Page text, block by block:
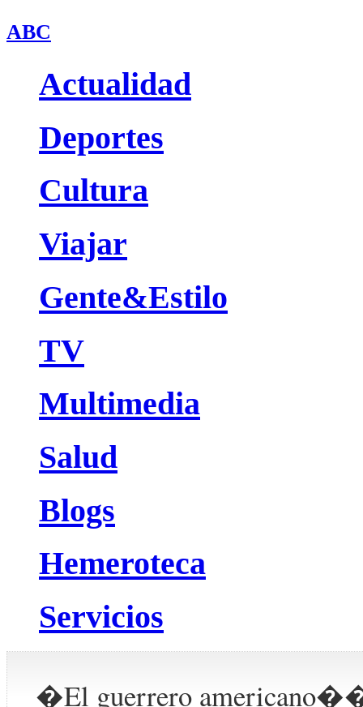
ABC
Actualidad
Deportes
Cultura
Viajar
Gente&Estilo
TV
Multimedia
Salud
Blogs
Hemeroteca
Servicios
�El guerrero